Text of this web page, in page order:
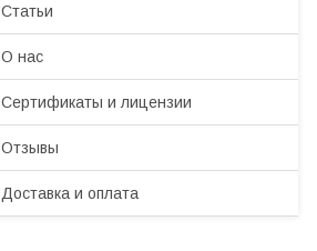
Статьи
О нас
Сертификаты и лицензии
Отзывы
Доставка и оплата